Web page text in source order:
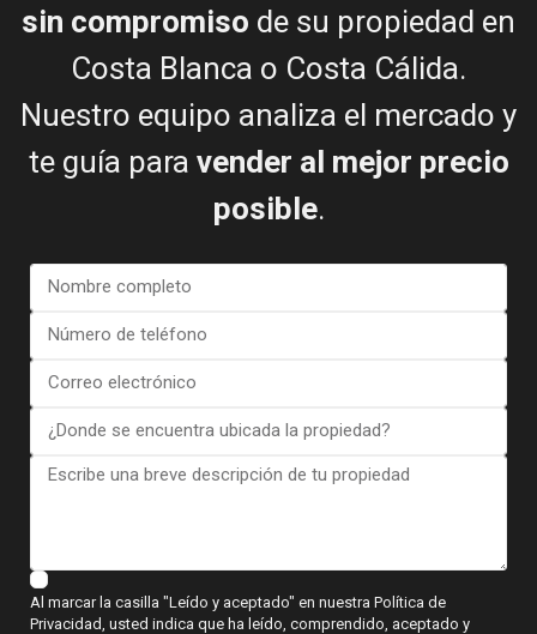
Llamar
sin compromiso de su propiedad en
Costa Blanca o Costa Cálida.
Nuestro equipo analiza el mercado y
te guía para vender al mejor precio
posible.
Al marcar la casilla "Leído y aceptado" en nuestra Política de
Privacidad, usted indica que ha leído, comprendido, aceptado y